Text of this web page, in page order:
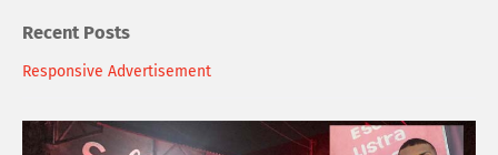
Recent Posts
Responsive Advertisement